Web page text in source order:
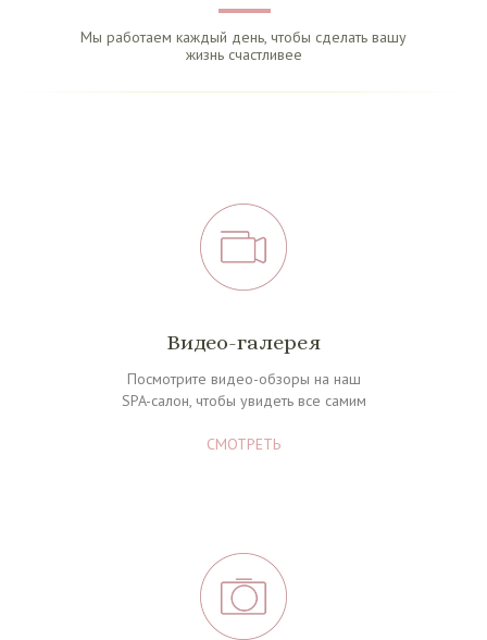
Мы работаем каждый день, чтобы сделать вашу
жизнь счастливее
Видео-галерея
Посмотрите видео-обзоры на наш
SPA-салон, чтобы увидеть все самим
СМОТРЕТЬ